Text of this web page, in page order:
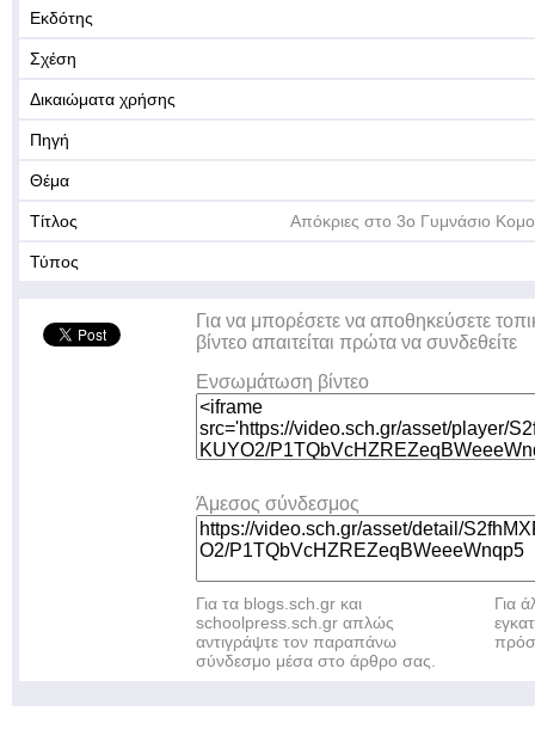
Εκδότης
Σχέση
Δικαιώματα χρήσης
Πηγή
Θέμα
Τίτλος Απόκριες στο 3ο Γυμνάσιο
Τύπος
Για να μπορέσετε να αποθηκεύσετε
βίντεο απαιτείται πρώτα να συνδεθείτε
Ενσωμάτωση βίντεο
Άμεσος σύνδεσμος
Για τα blogs.sch.gr και
schoolpress.sch.gr απλώς
αντιγράψτε τον παραπάνω
σύνδεσμο μέσα στο άρθρο σας.
Για